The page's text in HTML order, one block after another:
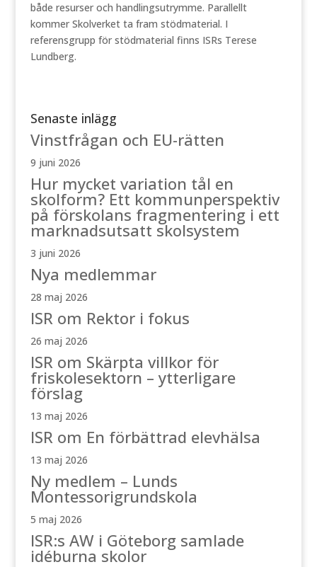
både resurser och handlingsutrymme. Parallellt
kommer Skolverket ta fram stödmaterial. I
referensgrupp för stödmaterial finns ISRs Terese
Lundberg.
Senaste inlägg
Vinstfrågan och EU-rätten
9 juni 2026
Hur mycket variation tål en
skolform? Ett kommunperspektiv
på förskolans fragmentering i ett
marknadsutsatt skolsystem
3 juni 2026
Nya medlemmar
28 maj 2026
ISR om Rektor i fokus
26 maj 2026
ISR om Skärpta villkor för
friskolesektorn – ytterligare
förslag
13 maj 2026
ISR om En förbättrad elevhälsa
13 maj 2026
Ny medlem – Lunds
Montessorigrundskola
5 maj 2026
ISR:s AW i Göteborg samlade
idéburna skolor